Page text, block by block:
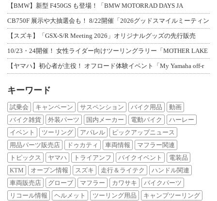
【BMW】新型 F450GS も登場！「BMW MOTORRAD DAYS JA
CB750F 展示や大抽選会も！ 8/22開催「2026グッドスマイルミーティン
【スズキ】「GSX-S/R Meeting 2026」オリジナルグッズの先行販売
10/23・24開催！ 女性ライダー向けツーリングラリー「MOTHER LAKE
【ヤマハ】初心者が主役！ オフロード体験イベント「My Yamaha off-r
キーワード
試乗会 キャンペーン サスペンション バイク用品
動画
バイク雑貨
外装パーツ 国内メーカー 電動バイク
ハーレー
イベント
ツーリング アパレル
ピックアップニュース
用品パーツ販売店
ドゥカティ 車両情報
マフラー関連
トピックス
ヤマハ トライアンフ バイクイベント
電装品
KTM
オープン情報 スズキ 走行＆ライテク
ハンドル関連
車両販売店
グローブ マフラー カワサキ
バイクパーツ
リコール情報
ヘルメット ツーリング用品 キャンプツーリング